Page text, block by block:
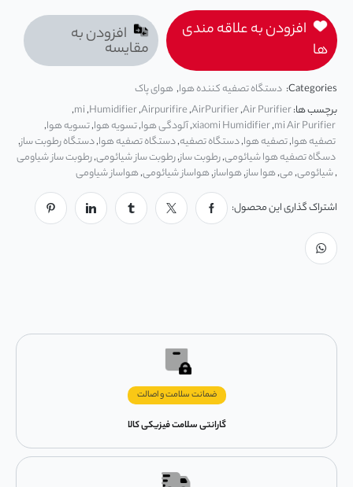
افزودن به علاقه مندی
ها
افزودن به
مقایسه
Categories: دستگاه تصفیه کننده هوا,هوای پاک
برچسب ها:Air Purifier
,
AirPurifier
,
Airpurifire
,
Humidifier
,
mi
,
mi Air Purifier
,
xiaomi Humidifier
,آلودگی هوا,تسويه هوا,تسویه هوا,
تصفيه هوا,تصفیه هوا,دستگاه تصفیه,دستگاه تصفیه هوا,دستگاه رطوبت ساز,
دسگاه تصفیه هوا شیائومی,رطوبت ساز,رطوبت ساز شیائومی,رطوبت ساز شیاومی
,شیائومی,می,هوا ساز,هواساز,هواساز شیائومی,هواساز شیاومی
اشتراک گذاری این محصول:
ضمانت سلامت و اصالت
گارانتی سلامت فیزیکی کالا